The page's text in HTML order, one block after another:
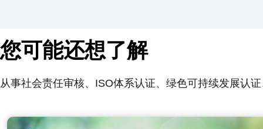
您可能还想了解
从事社会责任审核、ISO体系认证、绿色可持续发展认